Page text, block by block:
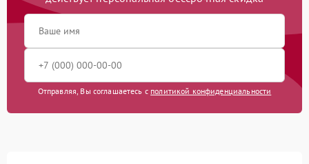
Отправляя, Вы соглашаетесь с политикой конфиденциальности